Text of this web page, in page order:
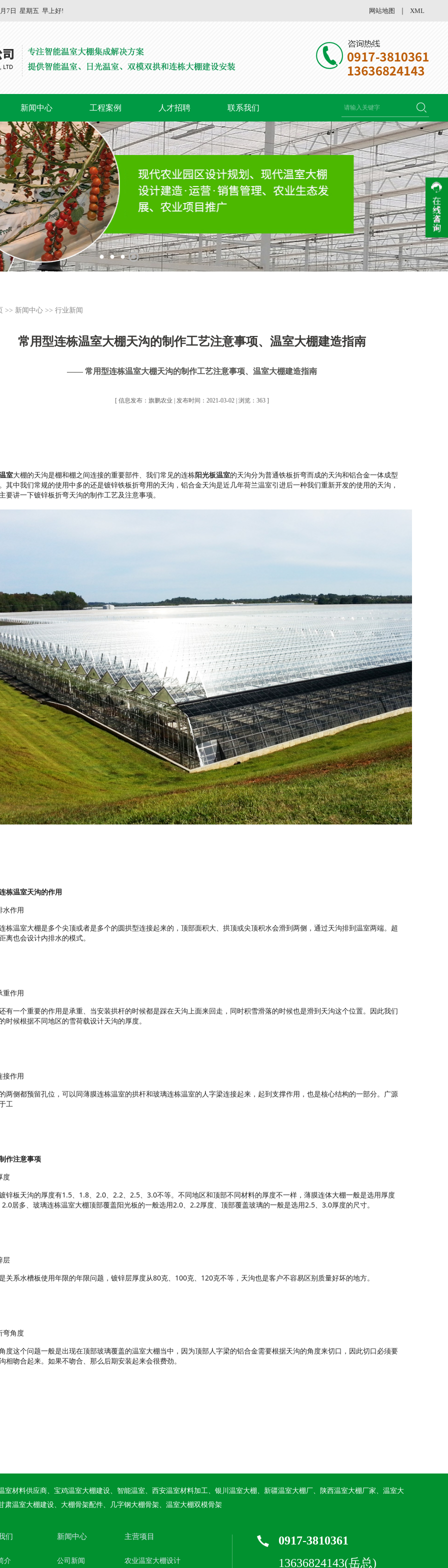
7日 星期五 早上好! 网站地图 XML
新闻中心 工程案例 人才招聘 联系我们
>> 新闻中心 >> 行业新闻
常用型连栋温室大棚天沟的制作工艺注意事项、温室大棚建造指南
—— 常用型连栋温室大棚天沟的制作工艺注意事项、温室大棚建造指南
[ 信息发布：旗鹏农业 | 发布时间：2021-03-02 | 浏览：363 ]
室大棚的天沟是棚和棚之间连接的重要部件、我们常见的连栋阳光板温室的天沟分为普通铁板折弯而成的天沟和铝合金一体成型
其中我们常规的使用中多的还是镀锌铁板折弯用的天沟，铝合金天沟是近几年荷兰温室引进后一种我们重新开发的使用的天沟，
要讲一下镀锌板折弯天沟的制作工艺及注意事项。
栋温室天沟的作用
水作用
栋温室大棚是多个尖顶或者是多个的圆拱型连接起来的，顶部面积大、拱顶或尖顶积水会滑到两侧，通过天沟排到温室两端。超
离也会设计内排水的模式。
重作用
有一个重要的作用是承重、当安装拱杆的时候都是踩在天沟上面来回走，同时积雪滑落的时候也是滑到天沟这个位置。因此我们
时候根据不同地区的雪荷载设计天沟的厚度。
接作用
两侧都预留孔位，可以同薄膜连栋温室的拱杆和玻璃连栋温室的人字梁连接起来，起到支撑作用，也是核心结构的一部分。广源
工
作注意事项
度
锌板天沟的厚度有1.5、1.8、2.0、2.2、2.5、3.0不等。不同地区和顶部不同材料的厚度不一样，薄膜连体大棚一般是选用厚度
居多、玻璃连栋温室大棚顶部覆盖阳光板的一般选用2.0、2.2厚度、顶部覆盖玻璃的一般是选用2.5、3.0厚度的尺寸。
层
关系水槽板使用年限的年限问题，镀锌层厚度从80克、100克、120克不等，天沟也是客户不容易区别质量好坏的地方。
弯角度
度这个问题一般是出现在顶部玻璃覆盖的温室大棚当中，因为顶部人字梁的铝合金需要根据天沟的角度来切口，因此切口必须要
相吻合起来。如果不吻合、那么后期安装起来会很费劲。
室材料供应商、宝鸡温室大棚建设、智能温室、西安温室材料加工、银川温室大棚、新疆温室大棚厂、陕西温室大棚厂家、温室大
肃温室大棚建设、大棚骨架配件、几字钢大棚骨架、温室大棚双模骨架
们
介
新闻中心
公司新闻
主营项目
农业温室大棚设计
0917-3810361
13636824143(岳总)